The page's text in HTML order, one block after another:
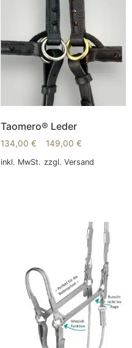
Taomero® Leder
134,00 € 149,00 €
inkl. MwSt. zzgl. Versand